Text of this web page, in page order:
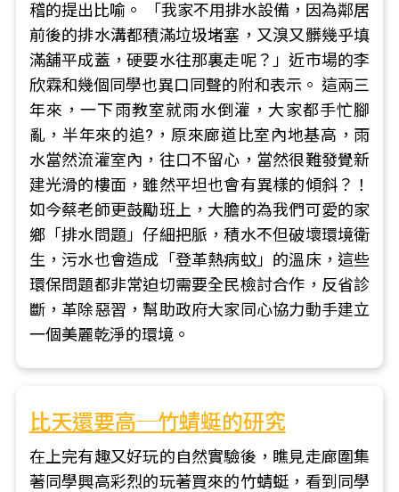
稽的提出比喻。 「我家不用排水設備，因為鄰居
前後的排水溝都積滿垃圾堵塞，又溴又髒幾乎填
滿舖平成蓋，硬要水往那裏走呢？」近市場的李
欣霖和幾個同學也異口同聲的附和表示。 這兩三
年來，一下雨教室就雨水倒灌，大家都手忙腳
亂，半年來的追?，原來廊道比室內地基高，雨
水當然流灌室內，往口不留心，當然很難發覺新
建光滑的樓面，雖然平坦也會有異樣的傾斜？！
如今蔡老師更鼓勵班上，大膽的為我們可愛的家
鄉「排水問題」仔細把脈，積水不但破壞環境衛
生，污水也會造成「登革熱病蚊」的溫床，這些
環保問題都非常迫切需要全民檢討合作，反省診
斷，革除惡習，幫助政府大家同心協力動手建立
一個美麗乾淨的環境。
比天還要高─竹蜻蜓的研究
在上完有趣又好玩的自然實驗後，瞧見走廊圍集
著同學興高彩烈的玩著買來的竹蜻蜓，看到同學